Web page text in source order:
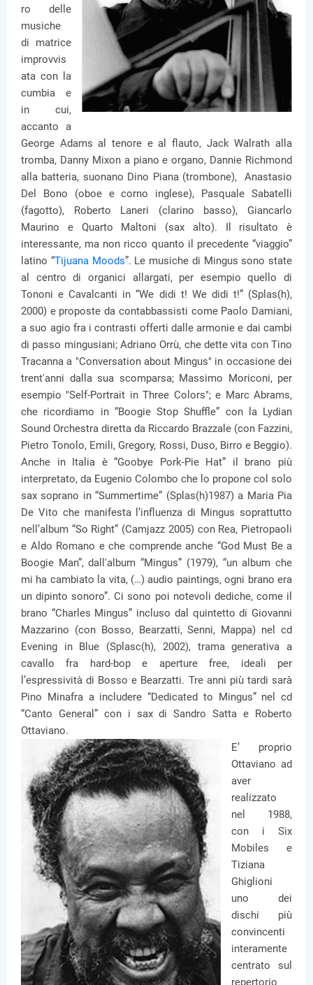
ro delle
musiche
di matrice
improvvis
ata con la
cumbia e
in cui,
accanto a
George Adams al tenore e al flauto, Jack Walrath alla
tromba, Danny Mixon a piano e organo, Dannie Richmond
alla batteria, suonano Dino Piana (trombone), Anastasio
Del Bono (oboe e corno inglese), Pasquale Sabatelli
(fagotto), Roberto Laneri (clarino basso), Giancarlo
Maurino e Quarto Maltoni (sax alto). Il risultato è
interessante, ma non ricco quanto il precedente “viaggio”
latino “Tijuana Moods”. Le musiche di Mingus sono state
al centro di organici allargati, per esempio quello di
Tononi e Cavalcanti in “We didi t! We didi t!” (Splas(h),
2000) e proposte da contabbassisti come Paolo Damiani,
a suo agio fra i contrasti offerti dalle armonie e dai cambi
di passo mingusiani; Adriano Orrù, che dette vita con Tino
Tracanna a "Conversation about Mingus" in occasione dei
trent'anni dalla sua scomparsa; Massimo Moriconi, per
esempio "Self-Portrait in Three Colors"; e Marc Abrams,
che ricordiamo in “Boogie Stop Shuffle” con la Lydian
Sound Orchestra diretta da Riccardo Brazzale (con Fazzini,
Pietro Tonolo, Emili, Gregory, Rossi, Duso, Birro e Beggio).
Anche in Italia è “Goobye Pork-Pie Hat” il brano più
interpretato, da Eugenio Colombo che lo propone col solo
sax soprano in “Summertime” (Splas(h)1987) a Maria Pia
De Vito che manifesta l’influenza di Mingus soprattutto
nell’album “So Right” (Camjazz 2005) con Rea, Pietropaoli
e Aldo Romano e che comprende anche “God Must Be a
Boogie Man”, dall'album “Mingus” (1979), “un album che
mi ha cambiato la vita, (…) audio paintings, ogni brano era
un dipinto sonoro”. Ci sono poi notevoli dediche, come il
brano “Charles Mingus” incluso dal quintetto di Giovanni
Mazzarino (con Bosso, Bearzatti, Senni, Mappa) nel cd
Evening in Blue (Splasc(h), 2002), trama generativa a
cavallo fra hard-bop e aperture free, ideali per
l’espressività di Bosso e Bearzatti. Tre anni più tardi sarà
Pino Minafra a includere “Dedicated to Mingus” nel cd
“Canto General” con i sax di Sandro Satta e Roberto
Ottaviano.
E’ proprio
Ottaviano ad
aver
realizzato
nel 1988,
con i Six
Mobiles e
Tiziana
Ghiglioni
uno dei
dischi più
convincenti
interamente
centrato sul
repertorio